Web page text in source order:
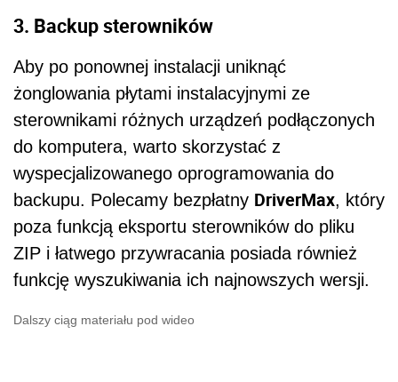
3. Backup sterowników
Aby po ponownej instalacji uniknąć
żonglowania płytami instalacyjnymi ze
sterownikami różnych urządzeń podłączonych
do komputera, warto skorzystać z
wyspecjalizowanego oprogramowania do
backupu. Polecamy bezpłatny DriverMax, który
poza funkcją eksportu sterowników do pliku
ZIP i łatwego przywracania posiada również
funkcję wyszukiwania ich najnowszych wersji.
Dalszy ciąg materiału pod wideo